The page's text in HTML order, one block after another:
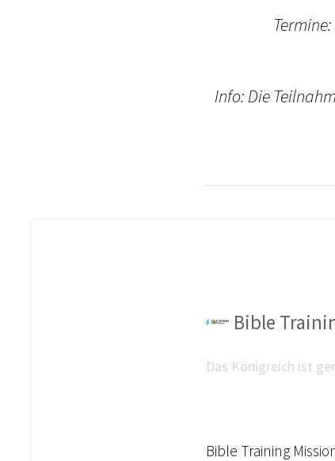
Info: Die
Bible
Das Königreich ist
Bible Training